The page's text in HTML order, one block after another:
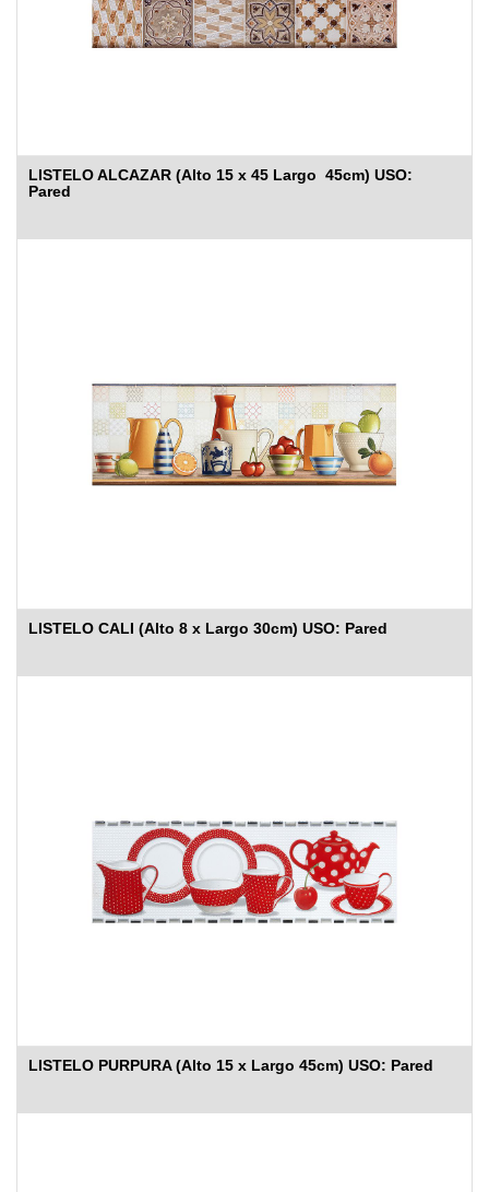
LISTELO ALCAZAR (Alto 15 x 45 Largo 45cm) USO:
Pared
LISTELO CALI (Alto 8 x Largo 30cm) USO: Pared
LISTELO PURPURA (Alto 15 x Largo 45cm) USO: Pared